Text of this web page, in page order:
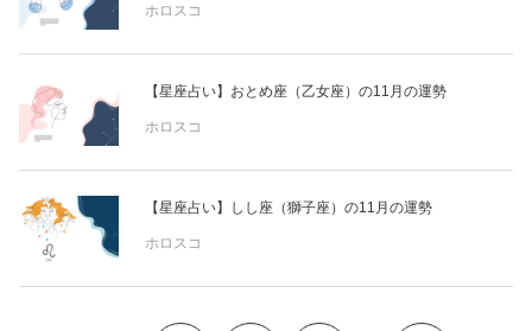
ホロスコ
【星座占い】おとめ座（乙女座）の11月の運勢
ホロスコ
【星座占い】しし座（獅子座）の11月の運勢
ホロスコ